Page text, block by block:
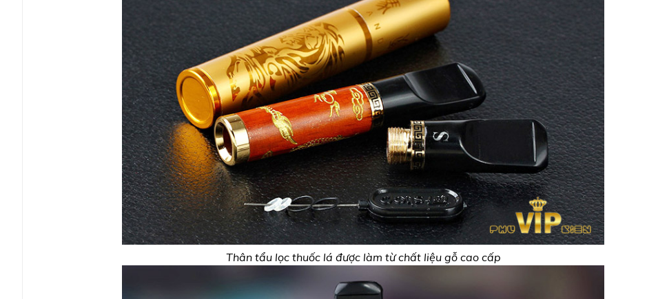
Thân tẩu lọc thuốc lá được làm từ chất liệu gỗ cao cấp